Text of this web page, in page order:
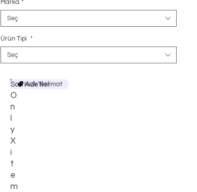
Marka *
Seç
Ürün Tipi *
Seç
Hızlı Teslimat
O
n
y
X
i
t
e
m
Son Adetler